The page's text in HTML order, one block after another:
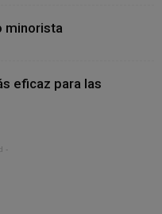
minorista
eficaz para las
-